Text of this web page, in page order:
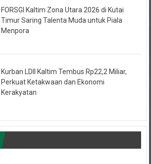
Timur Saring Talenta Muda untuk Piala
Menpora
Perkuat Ketakwaan dan Ekonomi
Kerakyatan